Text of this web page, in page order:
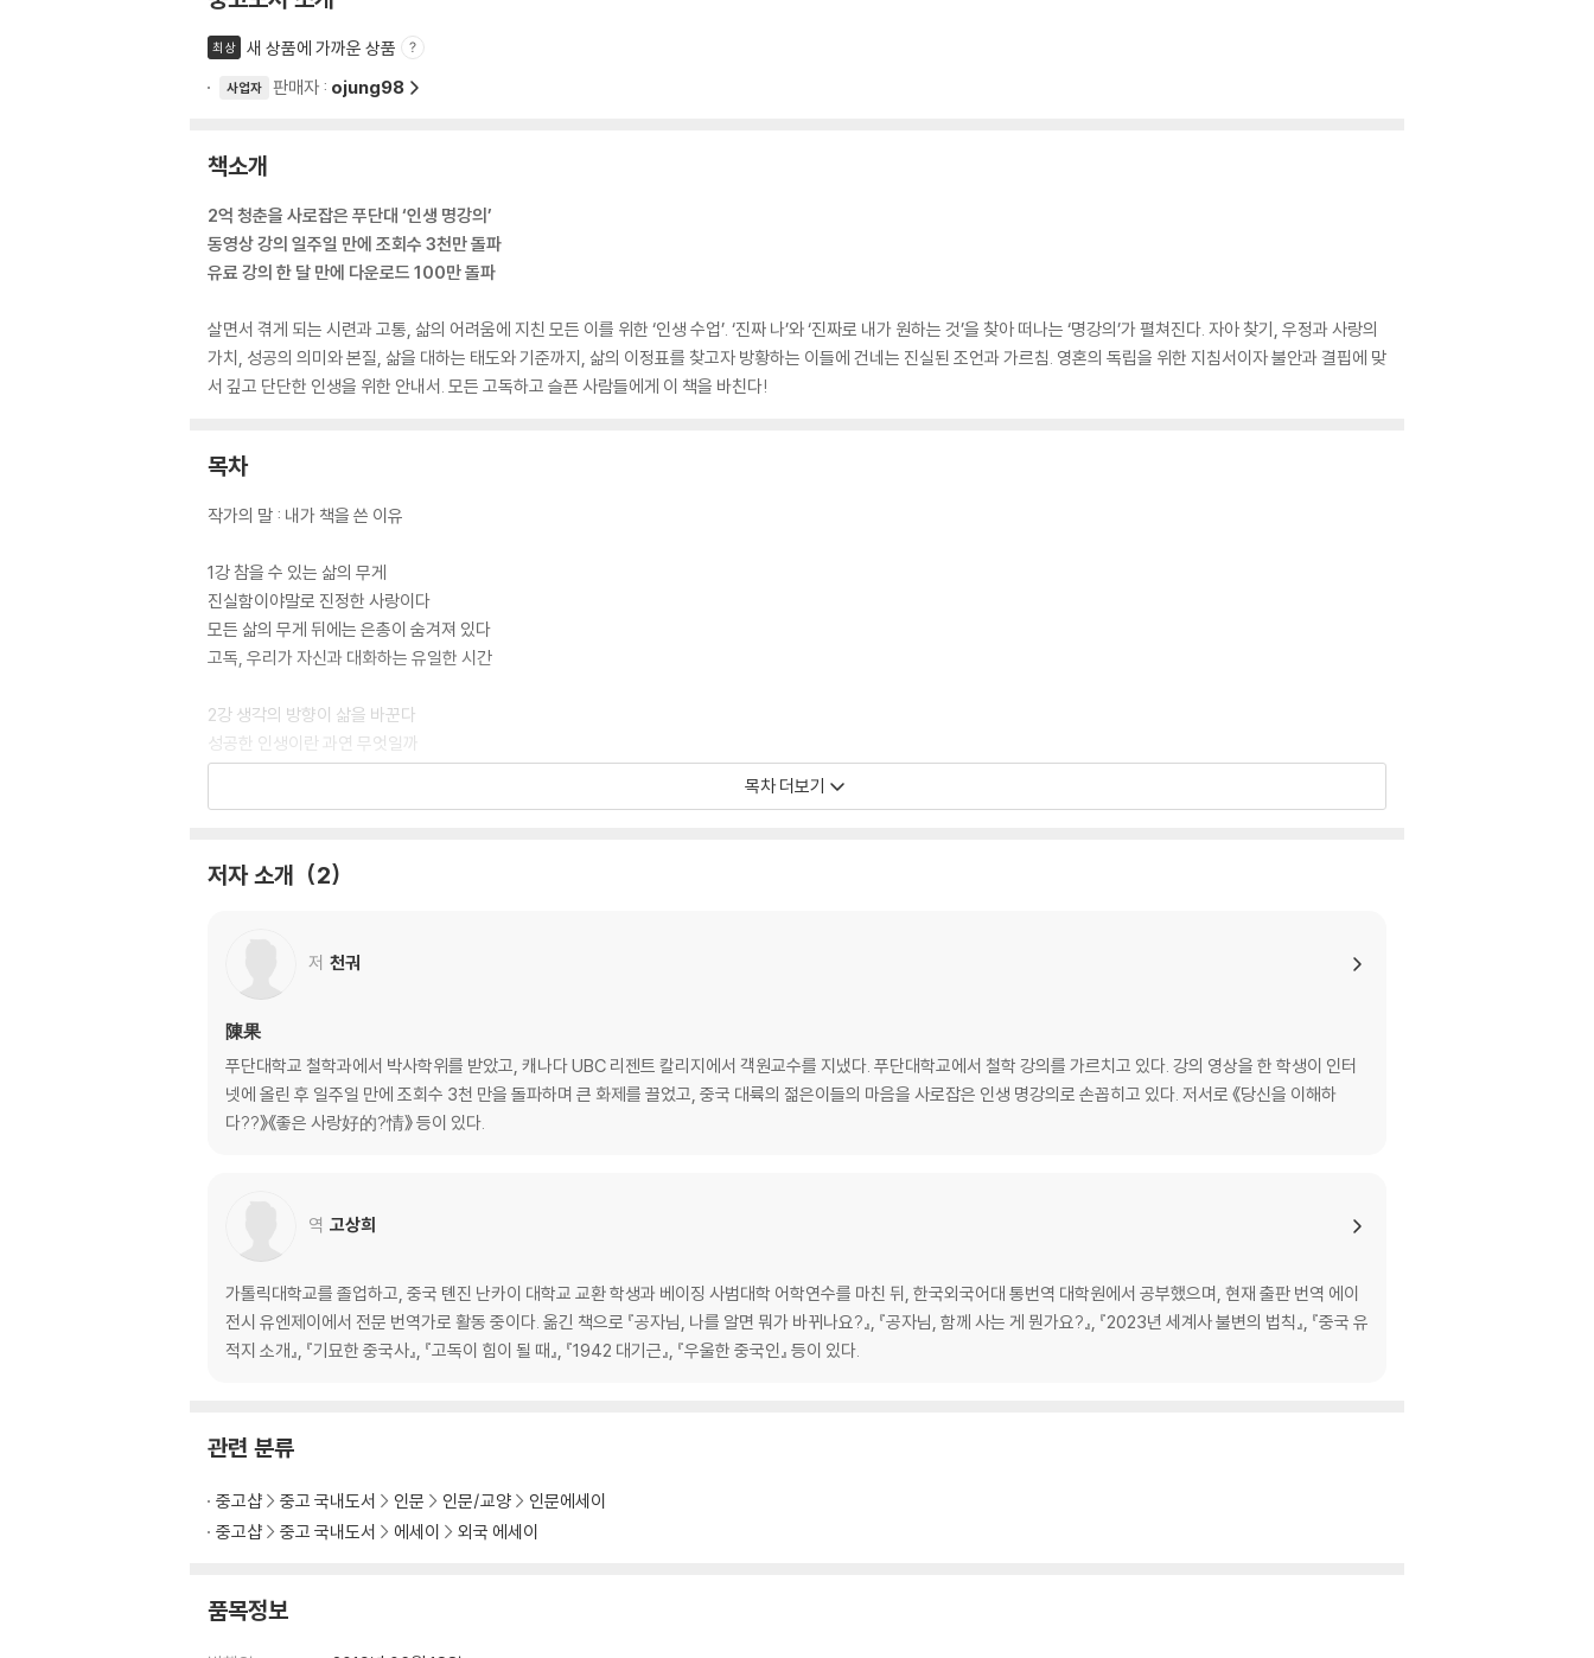
최상 새 상품에 가까운 상품
사업자 판매자 : ojung98
책소개
2억 청춘을 사로잡은 푸단대 ‘인생 명강의’
동영상 강의 일주일 만에 조회수 3천만 돌파
유료 강의 한 달 만에 다운로드 100만 돌파
살면서 겪게 되는 시련과 고통, 삶의 어려움에 지친 모든 이를 위한 ‘인생 수업’. ‘진짜 나’와 ‘진짜로 내가 원하는 것’을 찾아 떠나는 ‘명강의’가 펼쳐진다. 자아 찾기, 우정과 사랑의
가치, 성공의 의미와 본질, 삶을 대하는 태도와 기준까지, 삶의 이정표를 찾고자 방황하는 이들에 건네는 진실된 조언과 가르침. 영혼의 독립을 위한 지침서이자 불안과 결핍에 맞
서 깊고 단단한 인생을 위한 안내서. 모든 고독하고 슬픈 사람들에게 이 책을 바친다!
목차
작가의 말 : 내가 책을 쓴 이유
1강 참을 수 있는 삶의 무게
진실함이야말로 진정한 사랑이다
모든 삶의 무게 뒤에는 은총이 숨겨져 있다
고독, 우리가 자신과 대화하는 유일한 시간
2강 생각의 방향이 삶을 바꾼다
성공한 인생이란 과연 무엇일까
품격은 내면에서 저절로 흘러나온다
사랑에는 귀천이 없다
4강 마음이 이끄는 도덕적 삶
남을 위하는 것이 나를 위하는 최고의 방법이다
나를 다스리는 순간 자유가 시작된다
도덕과 물질은 적이 아닌 친구
6강 우리 모두는 언젠가 사라진다
인류라는 거대한 연결고리
잘 가, 나의 어린 시절
어른이 된다는 의미
가장 아름다운 감사
호기심아, 안녕!
역자 후기
목차 더보기
저자 소개 2
저 천궈
陳果
푸단대학교 철학과에서 박사학위를 받았고, 캐나다 UBC 리젠트 칼리지에서 객원교수를 지냈다. 푸단대학교에서 철학 강의를 가르치고 있다. 강의 영상을 한 학생이 인터
넷에 올린 후 일주일 만에 조회수 3천 만을 돌파하며 큰 화제를 끌었고, 중국 대륙의 젊은이들의 마음을 사로잡은 인생 명강의로 손꼽히고 있다. 저서로 《당신을 이해하
다??》《좋은 사랑好的?情》 등이 있다.
역 고상희
가톨릭대학교를 졸업하고, 중국 톈진 난카이 대학교 교환 학생과 베이징 사범대학 어학연수를 마친 뒤, 한국외국어대 통번역 대학원에서 공부했으며, 현재 출판 번역 에이
전시 유엔제이에서 전문 번역가로 활동 중이다. 옮긴 책으로 『공자님, 나를 알면 뭐가 바뀌나요?』, 『공자님, 함께 사는 게 뭔가요?』, 『2023년 세계사 불변의 법칙』, 『중국 유
적지 소개』, 『기묘한 중국사』, 『고독이 힘이 될 때』, 『1942 대기근』, 『우울한 중국인』 등이 있다.
관련 분류
중고샵 중고 국내도서 인문 인문/교양
인문에세이
중고샵
중고 국내도서 에세이 외국 에세이
품목정보